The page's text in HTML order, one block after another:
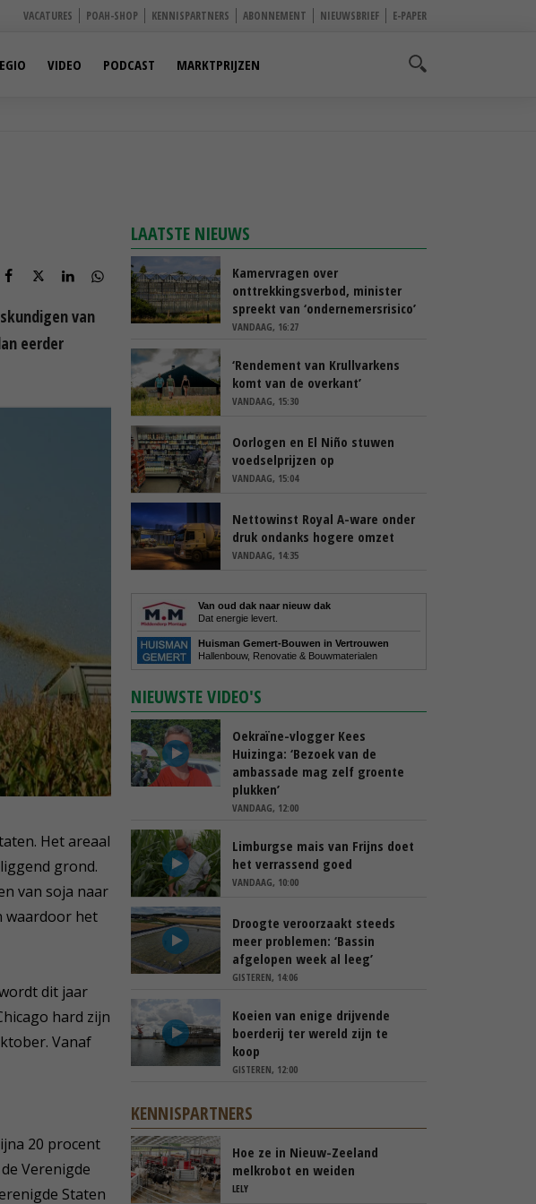
VACATURES POAH-SHOP KENNISPARTNERS ABONNEMENT NIEUWSBRIEF E-PAPER
VIDEO PODCAST MARKTPRIJZEN
van
eerder
Het areaal
grond.
van soja naar
waardoor het
dit jaar
hard zijn
Vanaf
20 procent
Verenigde
Staten
LAATSTE NIEUWS
Kamervragen over
onttrekkingsverbod, minister
spreekt van ‘ondernemersrisico’
VANDAAG, 16:27
‘Rendement van Krullvarkens
komt van de overkant’
VANDAAG, 15:30
Oorlogen en El Niño stuwen
voedselprijzen op
VANDAAG, 15:04
Nettowinst Royal A-ware onder
druk ondanks hogere omzet
VANDAAG, 14:35
Van oud dak naar nieuw dak
Dat energie levert.
Huisman Gemert-Bouwen in Vertrouwen
Hallenbouw, Renovatie & Bouwmaterialen
NIEUWSTE VIDEO'S
Oekraïne-vlogger Kees
Huizinga: ‘Bezoek van de
ambassade mag zelf groente
plukken’
VANDAAG, 12:00
Limburgse mais van Frijns doet
het verrassend goed
VANDAAG, 10:00
Droogte veroorzaakt steeds
meer problemen: ‘Bassin
afgelopen week al leeg’
GISTEREN, 14:06
Koeien van enige drijvende
boerderij ter wereld zijn te
koop
GISTEREN, 12:00
KENNISPARTNERS
Hoe ze in Nieuw-Zeeland
melkrobot en weiden
samenbrengen
LELY